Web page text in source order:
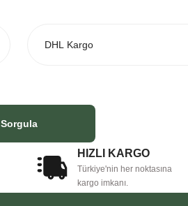
Sorgula
HIZLI KARGO
Türkiye'nin her noktasına
kargo imkanı.